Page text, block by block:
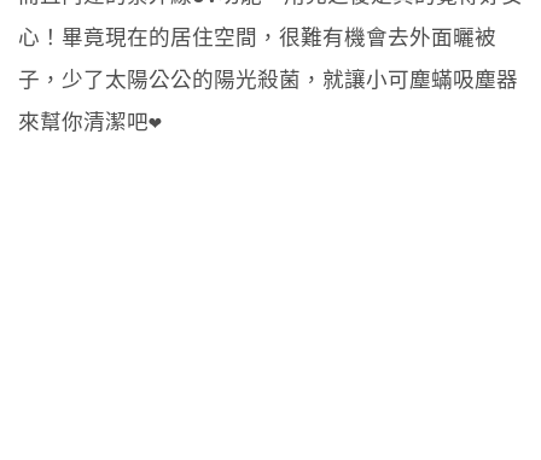
心！畢竟現在的居住空間，很難有機會去外面曬被
子，少了太陽公公的陽光殺菌，就讓小可塵蟎吸塵器
來幫你清潔吧❤️